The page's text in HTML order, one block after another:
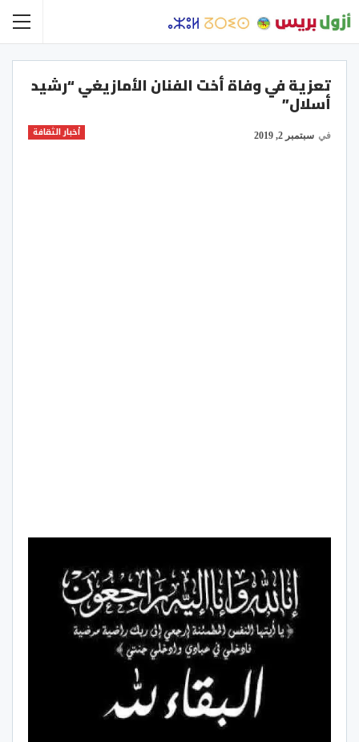
تعزية في وفاة أخت الفنان الأمازيغي “رشيد
أسلال”
أخبار الثقافة في سبتمبر 2, 2019